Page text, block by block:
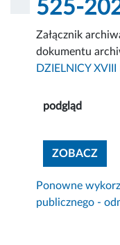
525-
Załącznik
dokumentu
DZIELNICY
podgląd
ZOBACZ
Ponowne
publicznego -